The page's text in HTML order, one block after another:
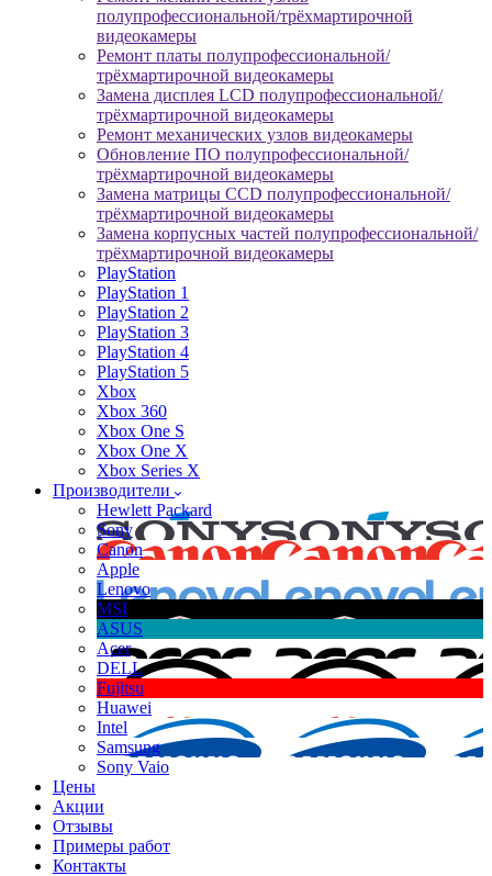
полупрофессиональной/трёхмартирочной
видеокамеры
Ремонт платы полупрофессиональной/
трёхмартирочной видеокамеры
Замена дисплея LCD полупрофессиональной/
трёхмартирочной видеокамеры
Ремонт механических узлов видеокамеры
Обновление ПО полупрофессиональной/
трёхмартирочной видеокамеры
Замена матрицы CCD полупрофессиональной/
трёхмартирочной видеокамеры
Замена корпусных частей полупрофессиональной/
трёхмартирочной видеокамеры
PlayStation
PlayStation 1
PlayStation 2
PlayStation 3
PlayStation 4
PlayStation 5
Xbox
Xbox 360
Xbox One S
Xbox One X
Xbox Series X
Производители
Hewlett Packard
Sony
Canon
Apple
Lenovo
MSI
ASUS
Acer
DELL
Fujitsu
Huawei
Intel
Samsung
Sony Vaio
Цены
Акции
Отзывы
Примеры работ
Контакты